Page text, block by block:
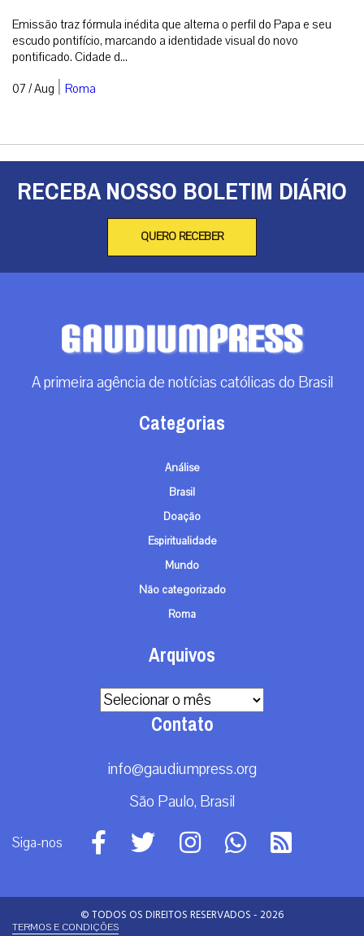
Emissão traz fórmula inédita que alterna o perfil do Papa e seu
escudo pontifício, marcando a identidade visual do novo
pontificado. Cidade d...
07 / Aug | Roma
RECEBA NOSSO BOLETIM DIÁRIO
QUERO RECEBER
A primeira agência de notícias católicas do Brasil
Categorias
Análise
Brasil
Doação
Espiritualidade
Mundo
Não categorizado
Roma
Arquivos
Arquivos
Contato
info@gaudiumpress.org
São Paulo, Brasil
Siga-nos
© TODOS OS DIREITOS RESERVADOS - 2026
TERMOS E CONDIÇÕES